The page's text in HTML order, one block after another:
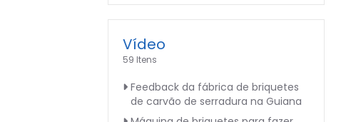
Vídeo
59 Itens
Feedback da fábrica de briquetes
de carvão de serradura na Guiana